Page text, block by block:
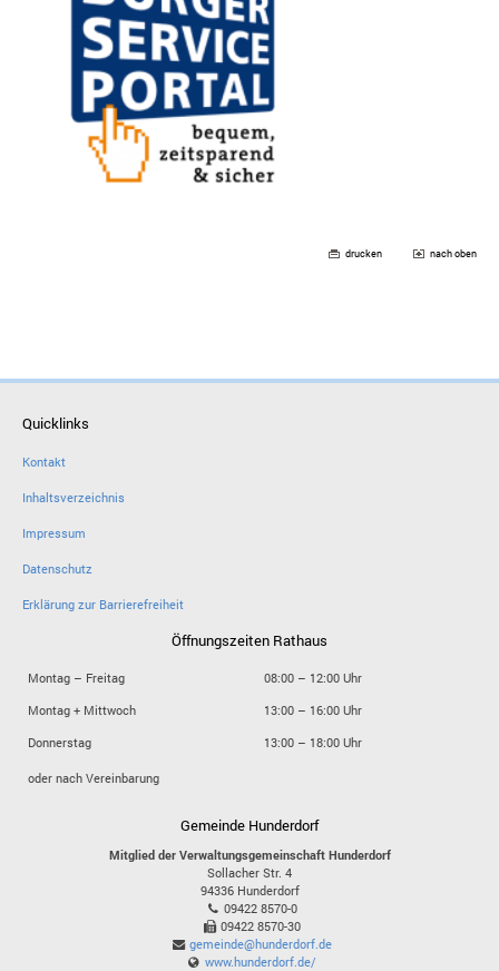
drucken nach oben
Quicklinks
Kontakt
Inhaltsverzeichnis
Impressum
Datenschutz
Erklärung zur Barrierefreiheit
Öffnungszeiten Rathaus
Montag – Freitag
08:00 – 12:00 Uhr
Montag + Mittwoch
13:00 – 16:00 Uhr
Donnerstag
13:00 – 18:00 Uhr
oder nach Vereinbarung
Gemeinde Hunderdorf
Mitglied der Verwaltungsgemeinschaft Hunderdorf
Sollacher Str. 4
94336 Hunderdorf
09422 8570-0
09422 8570-30
gemeinde@hunderdorf.de
www.hunderdorf.de/